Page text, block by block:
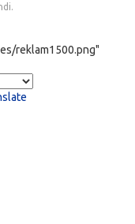
reklam1500.png"